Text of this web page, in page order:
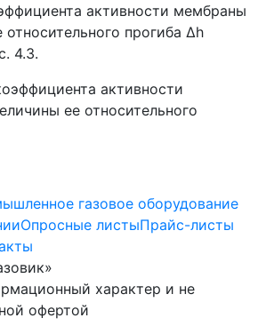
активности мембраны
прогиба Δh
4.3.
Опросные листыПрайс-листы
характер и не
офертой